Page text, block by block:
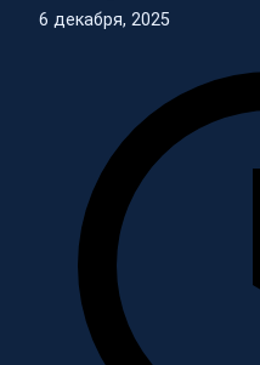
6 декабря, 2025